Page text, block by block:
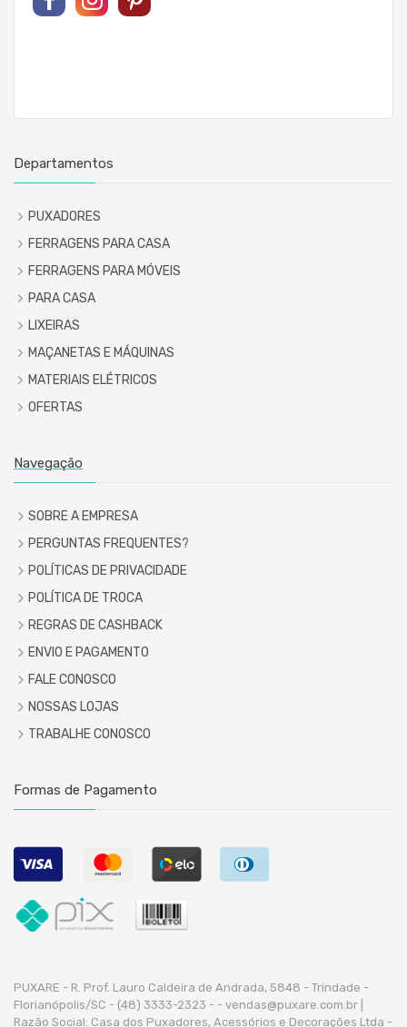
Departamentos
PUXADORES
FERRAGENS PARA CASA
FERRAGENS PARA MÓVEIS
PARA CASA
LIXEIRAS
MAÇANETAS E MÁQUINAS
MATERIAIS ELÉTRICOS
OFERTAS
Navegação
SOBRE A EMPRESA
PERGUNTAS FREQUENTES?
POLÍTICAS DE PRIVACIDADE
POLÍTICA DE TROCA
REGRAS DE CASHBACK
ENVIO E PAGAMENTO
FALE CONOSCO
NOSSAS LOJAS
TRABALHE CONOSCO
Formas de Pagamento
PUXARE - R. Prof. Lauro Caldeira de Andrada, 5848 - Trindade -
Florianópolis/SC - (48) 3333-2323 - - vendas@puxare.com.br |
Razão Social: Casa dos Puxadores, Acessórios e Decorações Ltda -